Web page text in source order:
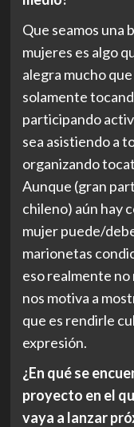
Que seamos una
mujeres es algo
alegra mucho
solamente
participando
sea asistiendo a
organizando
Aunque (gran
chileno) aún hay
mujer puede/
marionetas
eso realmente
nos motiva a
que es rendirle
expresión.
¿En qué se
proyecto en el
vaya a lanzar